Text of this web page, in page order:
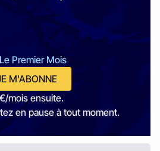
Premier Mois
M'ABONNE
mois ensuite.
en pause à tout moment.